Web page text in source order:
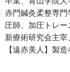
赤門鍼灸柔整専
圧師、加圧トレー
新療術研究会主宰
【遠赤美人】製